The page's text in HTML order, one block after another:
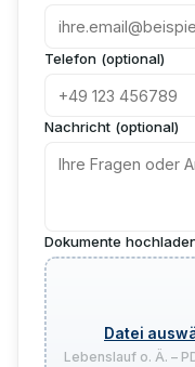
Telefon (optional)
Nachricht (optional)
Dokumente
Datei
Lebenslauf o. Ä. –